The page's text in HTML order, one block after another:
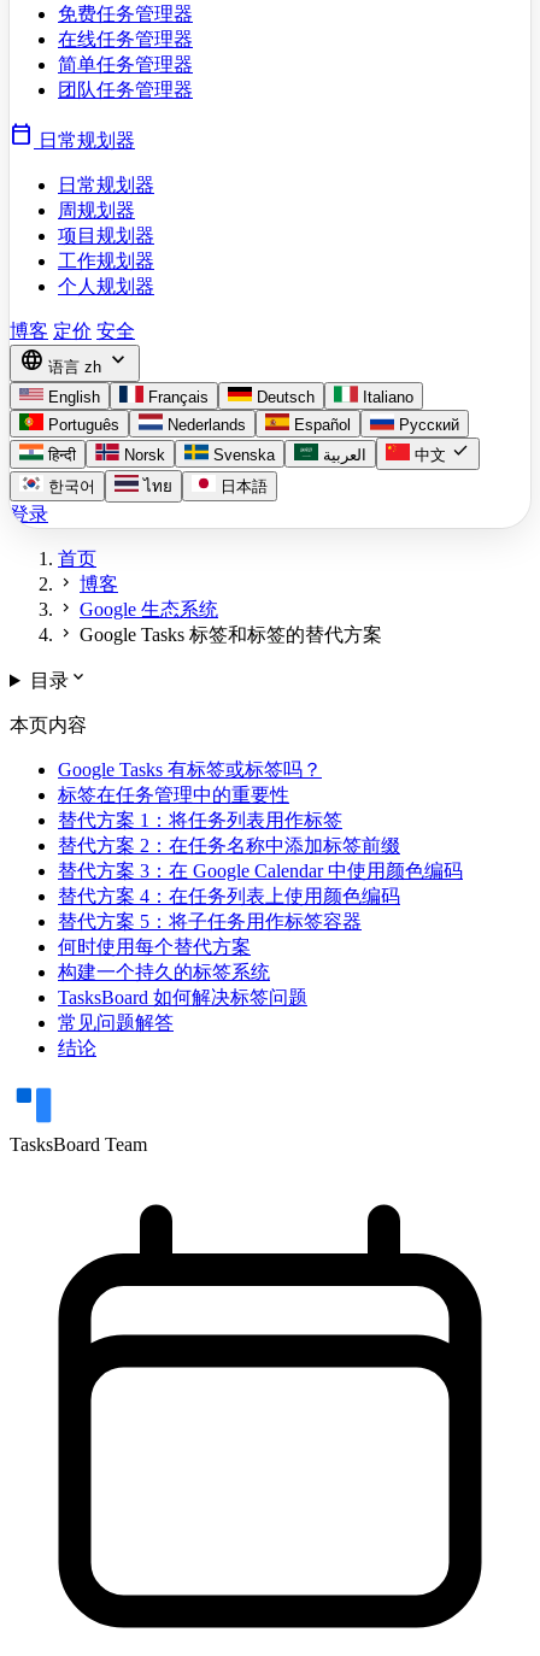
免费任务管理器
在线任务管理器
简单任务管理器
团队任务管理器
calendar_today 日常规划器
日常规划器
周规划器
项目规划器
工作规划器
个人规划器
博客 定价 安全
language 语言 zh expand_more
English Français Deutsch
Italiano
Português
Nederlands Español
Русский
हिन्दी
Norsk Svenska العربية 中文 check
한국어 ไทย 日本語
登录
首页
chevron_right 博客
chevron_right Google 生态系统
chevron_right Google Tasks 标签和标签的替代方案
目录expand_more
本页内容
Google Tasks 有标签或标签吗？
标签在任务管理中的重要性
替代方案 1：将任务列表用作标签
替代方案 2：在任务名称中添加标签前缀
替代方案 3：在 Google Calendar 中使用颜色编码
替代方案 4：在任务列表上使用颜色编码
替代方案 5：将子任务用作标签容器
何时使用每个替代方案
构建一个持久的标签系统
TasksBoard 如何解决标签问题
常见问题解答
结论
TasksBoard Team